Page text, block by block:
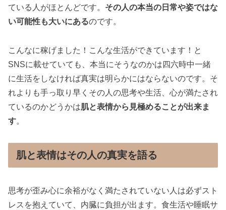
ている人がほとんどです。 その人の本当の日常や姿ではな
い可能性も大いにあるのです。
こんなに稼げました！こんな生活ができています！と
SNSに載せていても、本当にそうなのかは四六時中一緒
に生活をしなければ真実は明らかにはならないのです。そ
れよりも手っ取り早くその人の思考や生活、心が満たされ
ているのかどうかは肌と表情から見極めることが出来ま
す。
肌と表情はその人の真実を語る
思考が歪み心に余裕がなく満たされていない人は必ずスト
レスを抱えていて、内臓に負担が出ます。食生活や睡眠サ